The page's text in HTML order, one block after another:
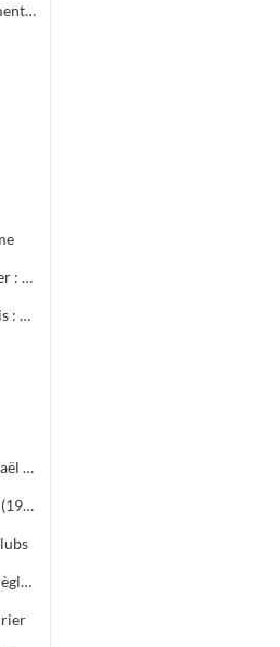
Centre Médico Sportif : Assemblées générales, fonctionnement, projet de contrat, subvention
Projet d'agrandissement de la piscine Paul Vaillant Couturier : 6 plans
Ensemble sportif de la Prairie. Création de 3 courts de tennis : 1ère tranche (1997). Projet d'éclairage (1983)
Stade du Moulinet : Utilisation de la piste d'athlétisme Raphaël Pujazon
Piscine Paul Vaillant Couturier : Cours de natation scolaire (1992-1999). Transport des scolaires (1995-1998). Utilisation de la piscine par les scolaires (1997-1998)
Piscine Paul Vaillant Couturier : Courrier divers, horaires, règlement des cours, vols, plan d'organisation de secours, accident du 16 juin 1997, procès-verbal de la Commission de Sécurité